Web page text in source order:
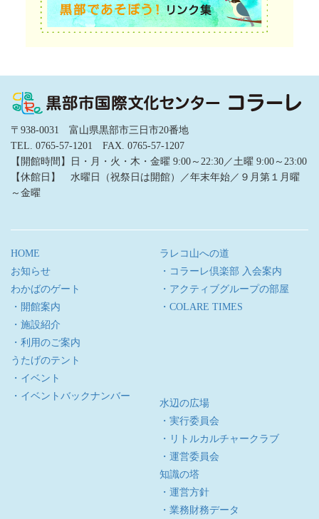
〒938-0031 富山県黒部市三日市20番地
TEL. 0765-57-1201 FAX. 0765-57-1207
【開館時間】日・月・火・木・金曜 9:00～22:30／土曜 9:00～23:00
【休館日】 水曜日（祝祭日は開館）／年末年始／９月第１月曜
～金曜
HOME
お知らせ
わかばのゲート
・開館案内
・施設紹介
・利用のご案内
うたげのテント
・イベント
・イベントバックナンバー
ラレコ山への道
・コラーレ倶楽部 入会案内
・アクティブグループの部屋
・COLARE TIMES
水辺の広場
・実行委員会
・リトルカルチャークラブ
・運営委員会
知識の塔
・運営方針
・業務財務データ